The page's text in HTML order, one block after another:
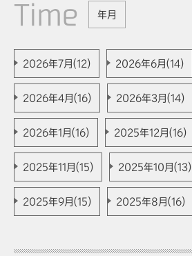
Time 年月
2026年7月(12) 2026年6月(14)
2026年4月(16) 2026年3月(14)
2026年1月(16) 2025年12月(16)
2025年11月(15) 2025年10月(13)
2025年9月(15) 2025年8月(16)